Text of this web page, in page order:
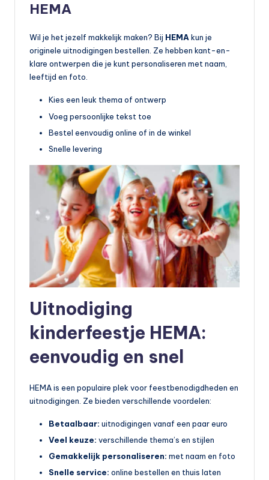
HEMA
Wil je het jezelf makkelijk maken? Bij HEMAkun je
originele uitnodigingen bestellen. Ze hebben kant-en-
klare ontwerpen die je kunt personaliseren met naam,
leeftijd en foto.
Kies een leuk thema of ontwerp
Voeg persoonlijke tekst toe
Bestel eenvoudig online of in de winkel
Snelle levering
Uitnodiging
kinderfeestje HEMA:
eenvoudig en snel
HEMA is een populaire plek voor feestbenodigdheden en
uitnodigingen. Ze bieden verschillende voordelen:
Betaalbaar: uitnodigingen vanaf een paar euro
Veel keuze: verschillende thema’s en stijlen
Gemakkelijk personaliseren: met naam en foto
Snelle service: online bestellen en thuis laten